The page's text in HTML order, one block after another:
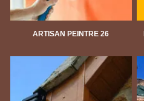
ARTISAN PEINTRE 26